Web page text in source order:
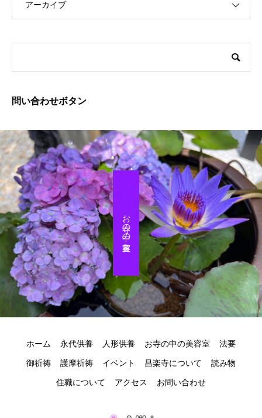
アーカイブ
問い合わせボタン
お寺の中の美容室
ホーム 永代供養 人形供養 お寺の中の美容室 法要
御祈祷 護摩祈祷 イベント 昌楽寺について 読み物
住職について アクセス お問い合わせ